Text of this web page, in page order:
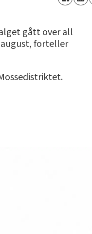
gått over all
august, forteller